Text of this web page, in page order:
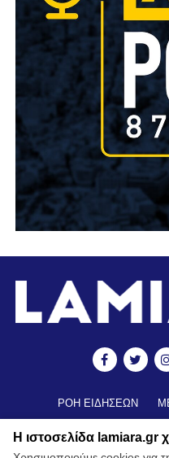
ΡΟΗ ΕΙΔΗΣΕΩΝ
ΒΑΘΜΟΛΟΓΙΑ
Η ιστοσελίδα lamiara.gr